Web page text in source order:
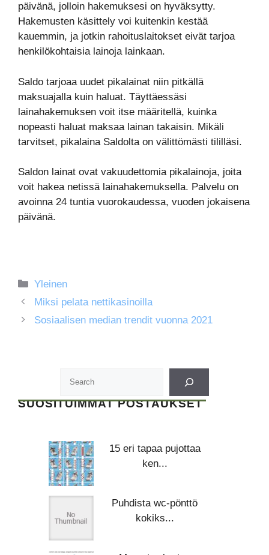
päivänä, jolloin hakemuksesi on hyväksytty.
Hakemusten käsittely voi kuitenkin kestää
kauemmin, ja jotkin rahoituslaitokset eivät tarjoa
henkilökohtaisia ​​lainoja lainkaan.
Saldo tarjoaa uudet pikalainat niin pitkällä
maksuajalla kuin haluat. Täyttäessäsi
lainahakemuksen voit itse määritellä, kuinka
nopeasti haluat maksaa lainan takaisin. Mikäli
tarvitset, pikalaina Saldolta on välittömästi tililläsi.
Saldon lainat ovat vakuudettomia pikalainoja, joita
voit hakea netissä lainahakemuksella. Palvelu on
avoinna 24 tuntia vuorokaudessa, vuoden jokaisena
päivänä.
Kategoriat
Yleinen
Miksi pelata nettikasinoilla
Sosiaalisen median trendit vuonna 2021
SUOSITUIMMAT POSTAUKSET
15 eri tapaa pujottaa
ken...
Puhdista wc-pönttö
kokiks...